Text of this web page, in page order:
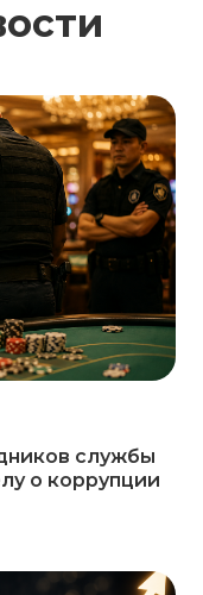
службы
о коррупции